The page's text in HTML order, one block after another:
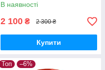
В наявності
2 100 ₴ 2 300 ₴
Купити
Топ –6%